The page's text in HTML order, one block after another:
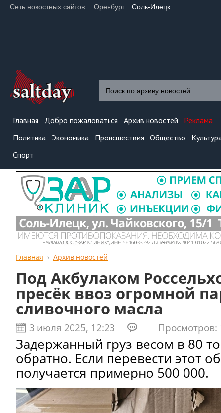
Сеть новостных сайтов: Оренбург Соль-Илецк
Главная Добро пожаловаться Архив новостей
Реклама
Политика Экономика Происшествия Общество
Спорт
Главная Архив новостей
Под Акбулаком
пресёк ввоз огромной
сливочного масла
3 июля 2025, 12:23 Просмотров:
Задержанный груз весом в 80
обратно. Если перевести этот
получается примерно 500 000.